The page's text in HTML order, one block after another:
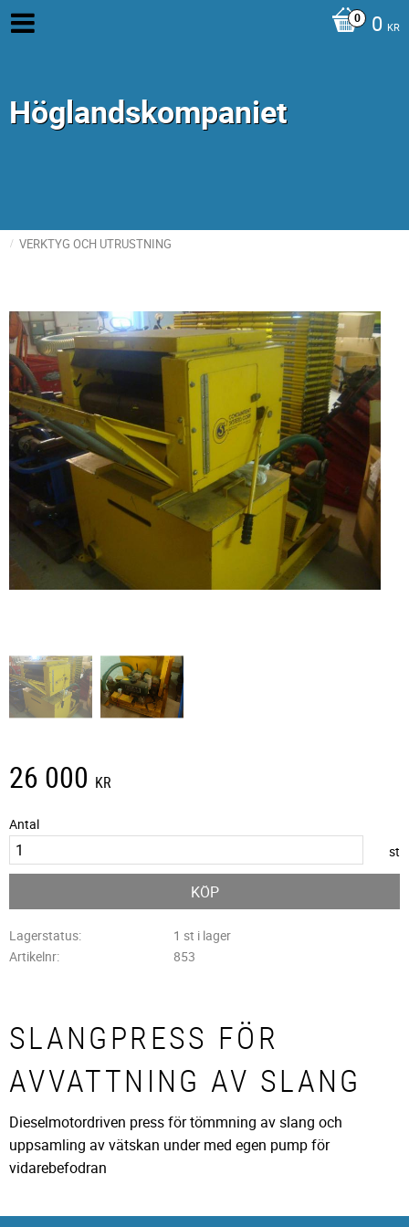
0 KR
Höglandskompaniet
VERKTYG OCH UTRUSTNING
26 000 KR
Antal
st
KÖP
Lagerstatus
1 st i lager
Artikelnr
853
SLANGPRESS FÖR
AVVATTNING AV SLANG
Dieselmotordriven press för tömmning av slang och
uppsamling av vätskan under med egen pump för
vidarebefodran